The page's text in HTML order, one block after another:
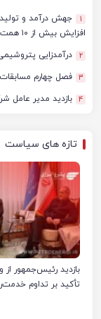
1
جهش درآمد و
افزایش بیش از ۱۰ همت درآمد پتروشیمی اروند در ۹ ماهه ۱۴۰۴
2 درآمدزایی پتروشیمی
3 فصل چهارم مسابقات
4 بازدید مدیر عامل
تازه های سیاست
بازدید رئیس‌جمهور از
تأکید بر تداوم